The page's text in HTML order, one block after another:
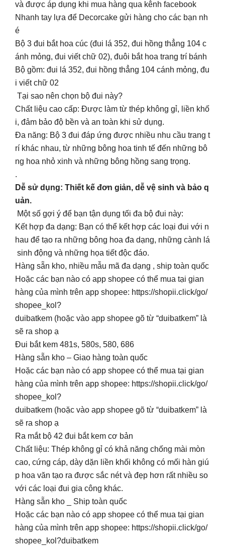
và được áp dụng khi mua hàng qua kênh facebook
Nhanh tay lựa để Decorcake gửi hàng cho các bạn nh
é
Bộ 3 đui bắt hoa cúc (đui lá 352, đui hồng thẳng 104 c
ánh mỏng, đui viết chữ 02), đuôi bắt hoa trang trí bánh
Bộ gồm: đui lá 352, đui hồng thẳng 104 cánh mỏng, đu
i viết chữ 02
Tại sao nên chọn bộ đui này?
Chất liệu cao cấp: Được làm từ thép không gỉ, liền khố
i, đảm bảo độ bền và an toàn khi sử dụng.
Đa năng: Bộ 3 đui đáp ứng được nhiều nhu cầu trang t
rí khác nhau, từ những bông hoa tinh tế đến những bô
ng hoa nhỏ xinh và những bông hồng sang trọng.
.
Dễ sử dụng: Thiết kế đơn giản, dễ vệ sinh và bảo q
uản.
Một số gợi ý để bạn tận dụng tối đa bộ đui này:
Kết hợp đa dạng: Bạn có thể kết hợp các loại đui với n
hau để tạo ra những bông hoa đa dạng, những cành lá
sinh động và những họa tiết độc đáo.
Hàng sẵn kho, nhiều mẫu mã đa dạng , ship toàn quốc
Hoặc các bạn nào có app shopee có thể mua tại gian
hàng của mình trên app shopee: https://shopii.click/go/
shopee_kol?
duibatkem (hoặc vào app shopee gõ từ “duibatkem” là
sẽ ra shop ạ
Đui bắt kem 481s, 580s, 580, 686
Hàng sẵn kho – Giao hàng toàn quốc
Hoặc các bạn nào có app shopee có thể mua tại gian
hàng của mình trên app shopee: https://shopii.click/go/
shopee_kol?
duibatkem (hoặc vào app shopee gõ từ “duibatkem” là
sẽ ra shop ạ
Ra mắt bộ 42 đui bắt kem cơ bản
Chất liệu: Thép không gỉ có khả năng chống mài mòn
cao, cứng cáp, dày dặn liền khối không có mối hàn giú
p hoa văn tạo ra được sắc nét và đẹp hơn rất nhiều so
với các loại đui gia công khác.
Hàng sẵn kho _ Ship toàn quốc
Hoặc các bạn nào có app shopee có thể mua tại gian
hàng của mình trên app shopee: https://shopii.click/go/
shopee_kol?duibatkem